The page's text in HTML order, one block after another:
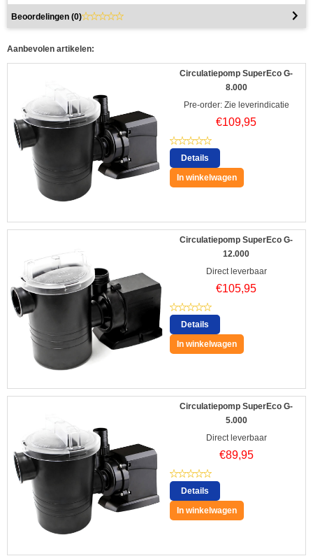
Beoordelingen (0)
Aanbevolen artikelen:
Circulatiepomp SuperEco G-
8.000
Pre-order: Zie leverindicatie
€109,95
Details
In winkelwagen
Circulatiepomp SuperEco G-
12.000
Direct leverbaar
€105,95
Details
In winkelwagen
Circulatiepomp SuperEco G-
5.000
Direct leverbaar
€89,95
Details
In winkelwagen